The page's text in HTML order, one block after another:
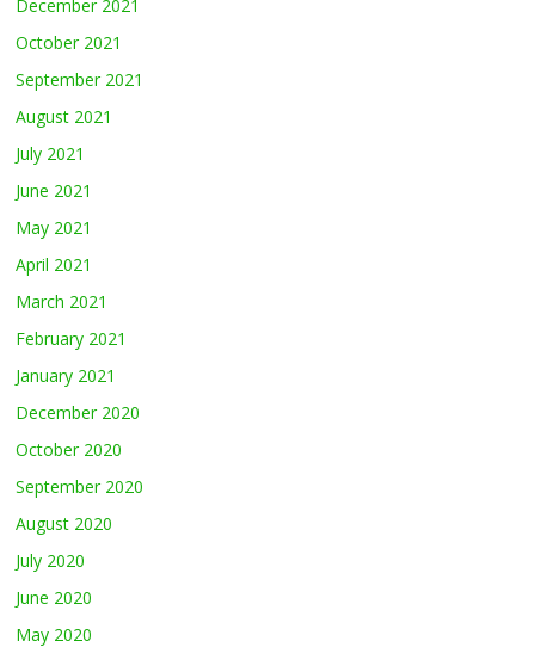
December 2021
October 2021
September 2021
August 2021
July 2021
June 2021
May 2021
April 2021
March 2021
February 2021
January 2021
December 2020
October 2020
September 2020
August 2020
July 2020
June 2020
May 2020